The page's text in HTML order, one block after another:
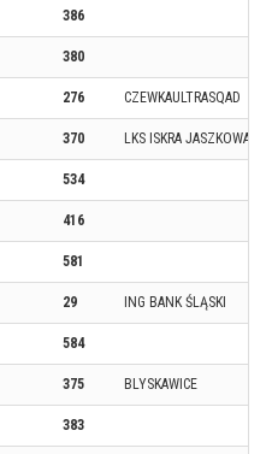
386
380
276 CZEWKAULTRASQAD
370 LKS ISKRA JASZKOWA
534
416
581
29 ING BANK ŚLĄSKI
584
375 BLYSKAWICE
383